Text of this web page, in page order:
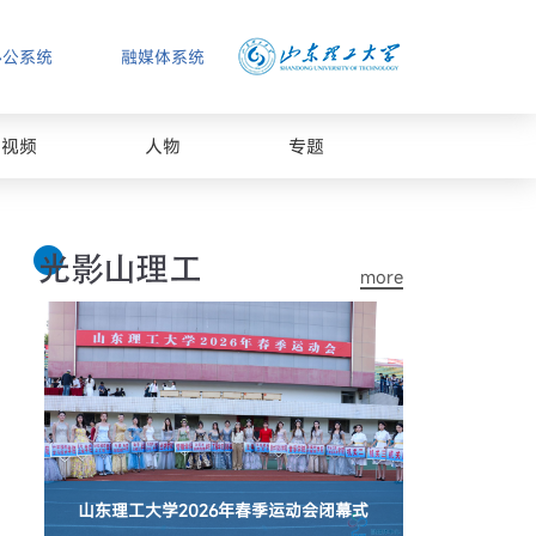
融媒体系统
系统
视频 人物 专题
more
山东理工大学2026年春季运动会闭幕式